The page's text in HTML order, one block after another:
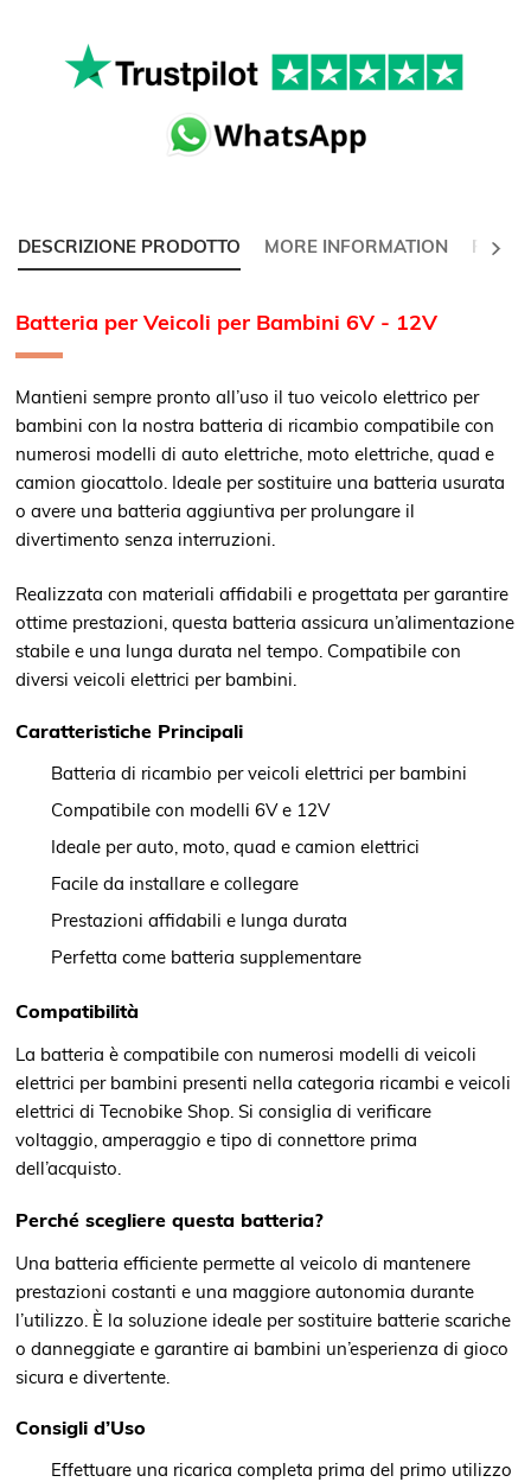
DESCRIZIONE PRODOTTO MORE INFORMATION
Batteria per Veicoli per Bambini 6V - 12V
Mantieni sempre pronto all’uso il tuo veicolo elettrico per
bambini con la nostra batteria di ricambio compatibile con
numerosi modelli di auto elettriche, moto elettriche, quad e
camion giocattolo. Ideale per sostituire una batteria usurata
o avere una batteria aggiuntiva per prolungare il
divertimento senza interruzioni.
Realizzata con materiali affidabili e progettata per garantire
ottime prestazioni, questa batteria assicura un’alimentazione
stabile e una lunga durata nel tempo. Compatibile con
diversi veicoli elettrici per bambini.
Caratteristiche Principali
Batteria di ricambio per veicoli elettrici per bambini
Compatibile con modelli 6V e 12V
Ideale per auto, moto, quad e camion elettrici
Facile da installare e collegare
Prestazioni affidabili e lunga durata
Perfetta come batteria supplementare
Compatibilità
La batteria è compatibile con numerosi modelli di veicoli
elettrici per bambini presenti nella categoria ricambi e veicoli
elettrici di Tecnobike Shop. Si consiglia di verificare
voltaggio, amperaggio e tipo di connettore prima
dell’acquisto.
Perché scegliere questa batteria?
Una batteria efficiente permette al veicolo di mantenere
prestazioni costanti e una maggiore autonomia durante
l’utilizzo. È la soluzione ideale per sostituire batterie scariche
o danneggiate e garantire ai bambini un’esperienza di gioco
sicura e divertente.
Consigli d’Uso
Effettuare una ricarica completa prima del primo utilizzo